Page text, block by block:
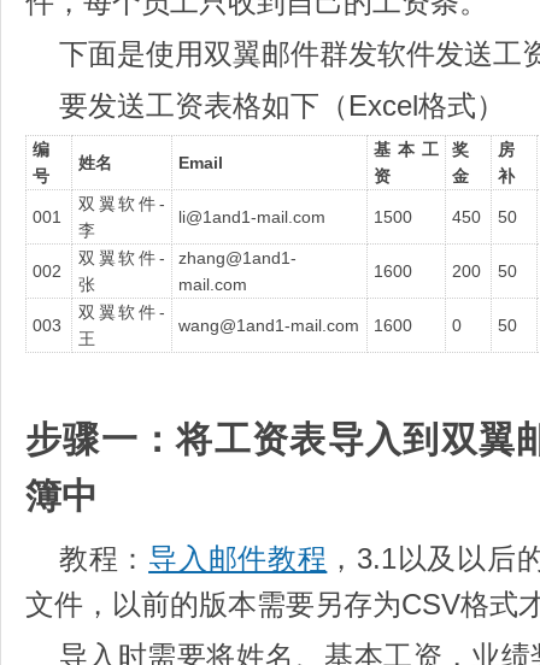
下面是使用双翼邮件群发软件发送工
要发送工资表格如下（Excel格式）
编
号
姓名 Email
基本工
资
奖
金
房
补
001
双翼软件-
李
li@1and1-mail.com 1500 450 50
002
双翼软件-
张
zhang@1and1-
mail.com
1600 200 50
003
双翼软件-
王
wang@1and1-mail.com 1600 0 50
步骤一：将工资表导入到双翼
簿中
教程： 导入邮件教程 ，3.1以及以后
文件，以前的版本需要另存为CSV格式
导入时需要将姓名、基本工资，业